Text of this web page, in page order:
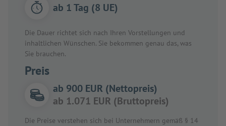
ab 1 Tag (8 UE)
Die Dauer richtet sich nach Ihren Vorstellungen und
inhaltlichen Wünschen. Sie bekommen genau das, was
Sie brauchen.
Preis
ab 900 EUR (Nettopreis)
ab 1.071 EUR (Bruttopreis)
Die Preise verstehen sich bei Unternehmern gemäß § 14